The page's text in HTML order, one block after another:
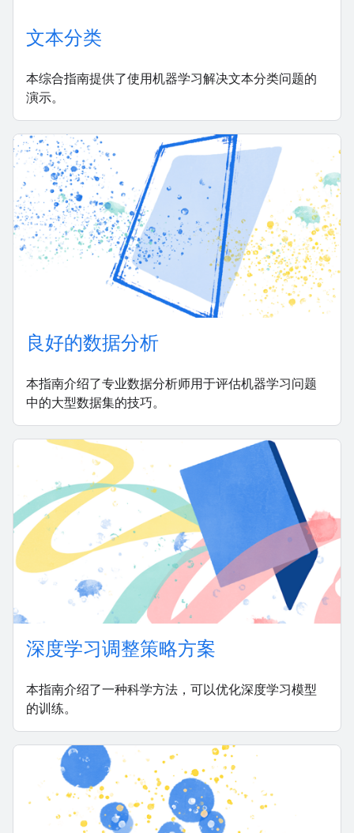
文本分类
本综合指南提供了使用机器学习解决文本分类问题的
演示。
良好的数据分析
本指南介绍了专业数据分析师用于评估机器学习问题
中的大型数据集的技巧。
深度学习调整策略方案
本指南介绍了一种科学方法，可以优化深度学习模型
的训练。